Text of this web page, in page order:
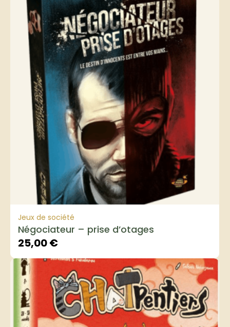
Jeux de société
Négociateur – prise d’otages
25,00€